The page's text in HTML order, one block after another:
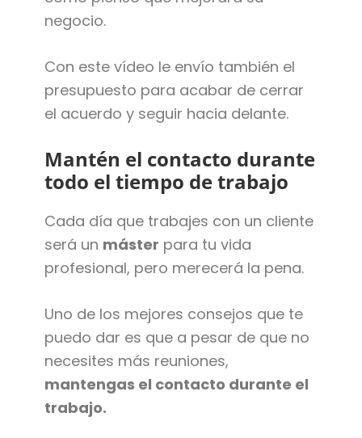
negocio.
Con este vídeo le envío también el
presupuesto para acabar de cerrar
el acuerdo y seguir hacia delante.
Mantén el contacto durante
todo el tiempo de trabajo
Cada día que trabajes con un cliente
será un máster para tu vida
profesional, pero merecerá la pena.
Uno de los mejores consejos que te
puedo dar es que a pesar de que no
necesites más reuniones,
mantengas el contacto durante el
trabajo.